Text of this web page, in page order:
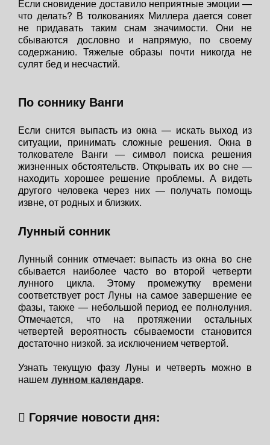
Если сновидение доставило неприятные эмоции —
что делать? В толкованиях Миллера дается совет
не придавать таким снам значимости. Они не
сбываются дословно и напрямую, по своему
содержанию. Тяжелые образы почти никогда не
сулят бед и несчастий.
По соннику Ванги
Если снится выпасть из окна — искать выход из
ситуации, принимать сложные решения. Окна в
толкователе Ванги — символ поиска решения
жизненных обстоятельств. Открывать их во сне —
находить хорошее решение проблемы. А видеть
другого человека через них — получать помощь
извне, от родных и близких.
Лунный сонник
Лунный сонник отмечает: выпасть из окна во сне
сбывается наиболее часто во второй четверти
лунного цикла. Этому промежутку времени
соответствует рост Луны на самое завершение ее
фазы, также — небольшой период ее полнолуния.
Отмечается, что на протяжении остальных
четвертей вероятность сбываемости становится
достаточно низкой. за исключением четвертой.
Узнать текущую фазу Луны и четверть можно в
нашем лунном календаре.
Горячие новости дня: